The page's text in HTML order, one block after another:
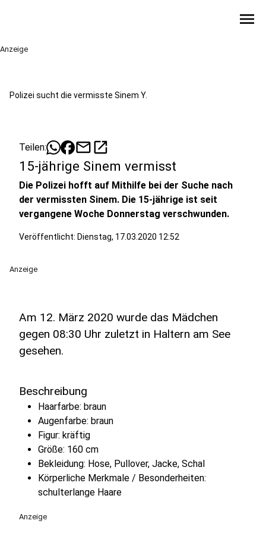
menu
Anzeige
Polizei sucht die vermisste Sinem Y.
Teilen: mailopen_in_new
15-jährige Sinem vermisst
Die Polizei hofft auf Mithilfe bei der Suche nach
der vermissten Sinem. Die 15-jährige ist seit
vergangene Woche Donnerstag verschwunden.
Veröffentlicht: Dienstag, 17.03.2020 12:52
Anzeige
Am 12. März 2020 wurde das Mädchen
gegen 08:30 Uhr zuletzt in Haltern am See
gesehen.
Beschreibung
Haarfarbe: braun
Augenfarbe: braun
Figur: kräftig
Größe: 160 cm
Bekleidung: Hose, Pullover, Jacke, Schal
Körperliche Merkmale / Besonderheiten:
schulterlange Haare
Anzeige